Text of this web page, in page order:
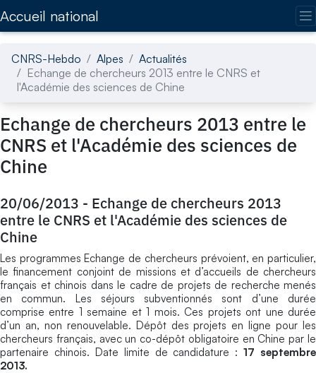
Accueil national
CNRS-Hebdo Alpes
Actualités
Echange de chercheurs 2013 entre le CNRS et
l'Académie des sciences de Chine
Echange de chercheurs 2013 entre le
CNRS et l'Académie des sciences de
Chine
20/06/2013 - Echange de chercheurs 2013
entre le CNRS et l'Académie des sciences de
Chine
Les programmes Echange de chercheurs prévoient, en particulier,
le financement conjoint de missions et d’accueils de chercheurs
français et chinois dans le cadre de projets de recherche menés
en commun. Les séjours subventionnés sont d’une durée
comprise entre 1 semaine et 1 mois. Ces projets ont une durée
d’un an, non renouvelable. Dépôt des projets en ligne pour les
chercheurs français, avec un co-dépôt obligatoire en Chine par le
partenaire chinois. Date limite de candidature :17 septembre
2013.